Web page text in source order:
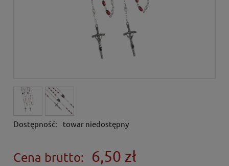
Dostępność: towar niedostępny
Cena brutto: 6,50 zł